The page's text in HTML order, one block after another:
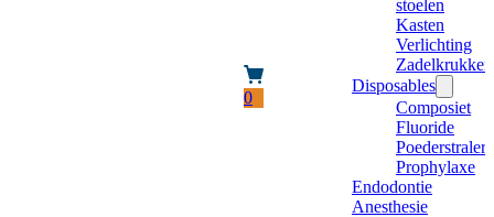
0
stoelen
Kasten
Verlichting
Zadelkrukken
Disposables
Composiet
Fluoride
Poederstraler
Prophylaxe
Endodontie
Anesthesie